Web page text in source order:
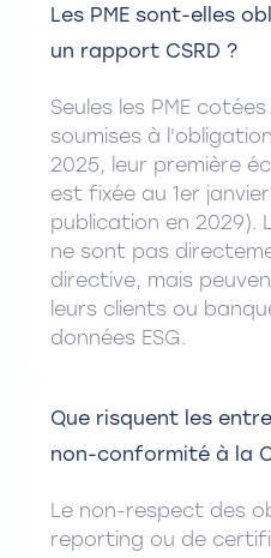
Les PME sont-elles
un rapport CSRD ?
Seules les PME
soumises à
2025, leur première
est fixée au 1er
publication en 2029).
ne sont pas
directive, mais
leurs clients ou
données ESG.
Que risquent les
non-conformité à la
Le non-respect des
reporting ou de